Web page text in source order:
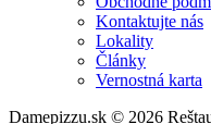
Kontaktujte nás
Lokality
Články
Vernostná karta
Damepizzu.sk © 2026